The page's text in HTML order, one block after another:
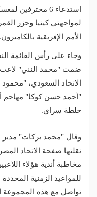
استدعاء 6
لمواجهتي كينيا وجزر
الأمم الإفريقية بالكاميرون.
وجاء على رأس القائمة
ضمت "محمد النني" لاعب
الاتحاد السعودي،
"أحمد حسن كوكا"
جلطة سراي.
وقال "محمد بركات"
نقلتها صفحة الاتحاد
مخاطبة أندية هؤلاء
للمواعيد الزمنية
تواصل مع هذه المجموعة